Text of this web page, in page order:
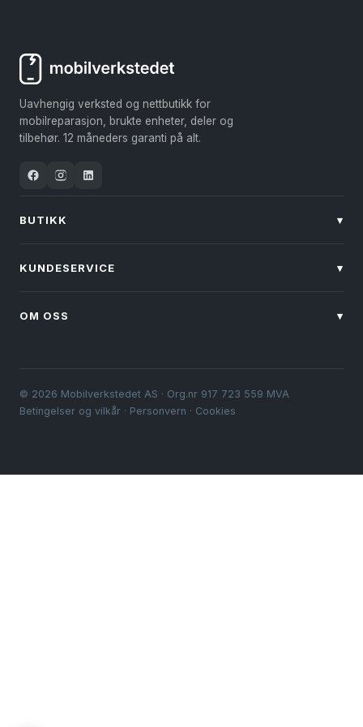
Uavhengig verksted og nettbutikk for
mobilreparasjon, brukte enheter, deler og
tilbehør. 12 måneders garanti på alt.
BUTIKK ▾
KUNDESERVICE ▾
OM OSS ▾
© 2026 Mobilverkstedet AS · Org.nr 917 723 559 MVA
Betingelser og vilkår · Personvern · Cookies